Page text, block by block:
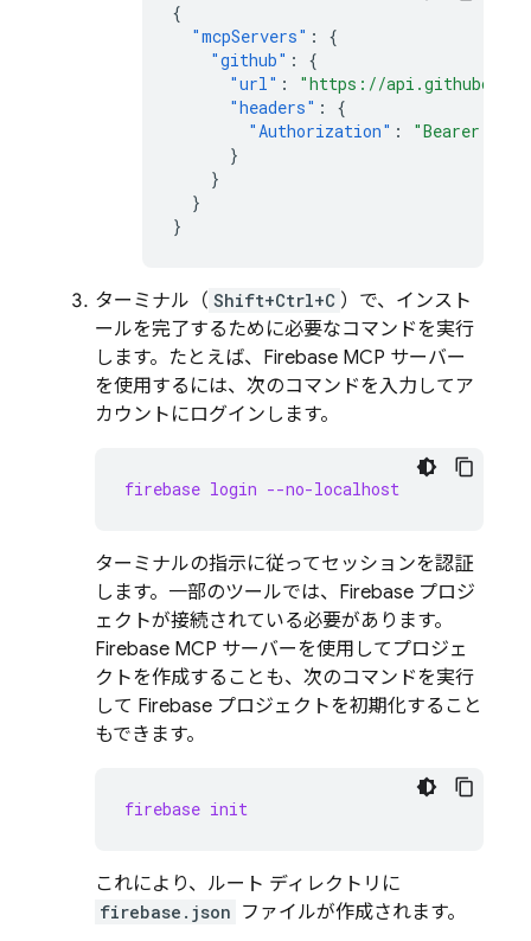
{
"mcpServers" :
{
"github" :
{
"url" :
"https://
"headers" :
{
"Authorization" :
"Bearer
}
}
}
}
ターミナル（ Shift+Ctrl+C ）で、インスト
ールを完了するために必要なコマンドを実行
します。たとえば、Firebase MCP サーバー
を使用するには、次のコマンドを入力してア
カウントにログインします。
firebase login --no-localhost
ターミナルの指示に従ってセッションを認証
します。一部のツールでは、Firebase プロジ
ェクトが接続されている必要があります。
Firebase MCP サーバーを使用してプロジェ
クトを作成することも、次のコマンドを実行
して Firebase プロジェクトを初期化すること
もできます。
firebase init
これにより、ルート ディレクトリに
firebase.json ファイルが作成されます。